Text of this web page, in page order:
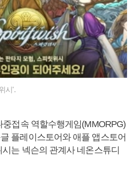
시'.
중접속 역할수행게임(MMORPG)
플레이스토어와 애플 앱스토어
는 넥슨의 관계사 네온스튜디